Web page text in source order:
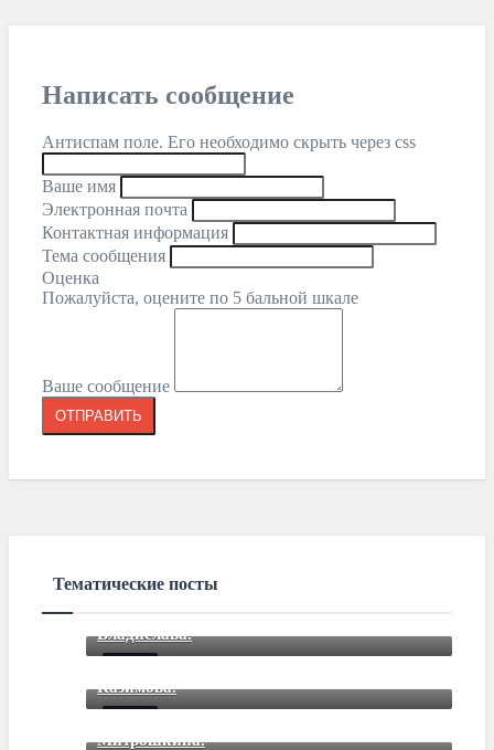
Написать сообщение
Антиспам поле. Его необходимо скрыть через css
Ваше имя
Электронная почта
Контактная информация
Тема сообщения
Оценка
Пожалуйста, оцените по 5 бальной шкале
Ваше сообщение
Тематические посты
Владислава.
Закончили подбор автомобиля для Романа
Казимова.
Закончили подбор автомобиля для Дмитрия
Митрошкина.